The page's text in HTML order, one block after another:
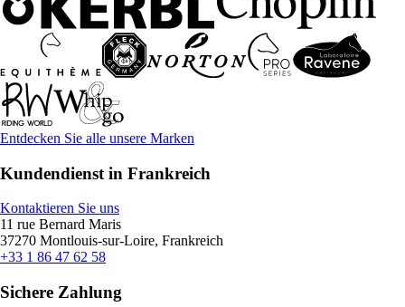
Entdecken Sie alle unsere Marken
Kundendienst in Frankreich
Kontaktieren Sie uns
11 rue Bernard Maris
37270 Montlouis-sur-Loire, Frankreich
+33 1 86 47 62 58
Sichere Zahlung